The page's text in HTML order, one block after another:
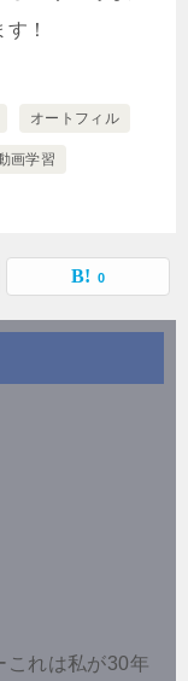
！
オートフィル
画学習
0
これは私が30年